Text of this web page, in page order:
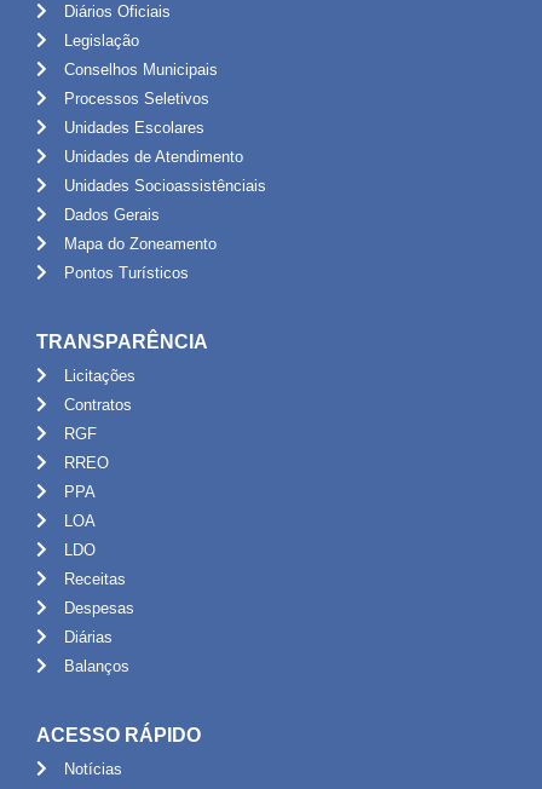
Diários Oficiais
Legislação
Conselhos Municipais
Processos Seletivos
Unidades Escolares
Unidades de Atendimento
Unidades Socioassistênciais
Dados Gerais
Mapa do Zoneamento
Pontos Turísticos
TRANSPARÊNCIA
Licitações
Contratos
RGF
RREO
PPA
LOA
LDO
Receitas
Despesas
Diárias
Balanços
ACESSO RÁPIDO
Notícias